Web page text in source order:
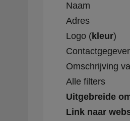
Naam
Adres
Logo (kleur)
Omschrijving
Alle filters
Uitgebreide
Link naar